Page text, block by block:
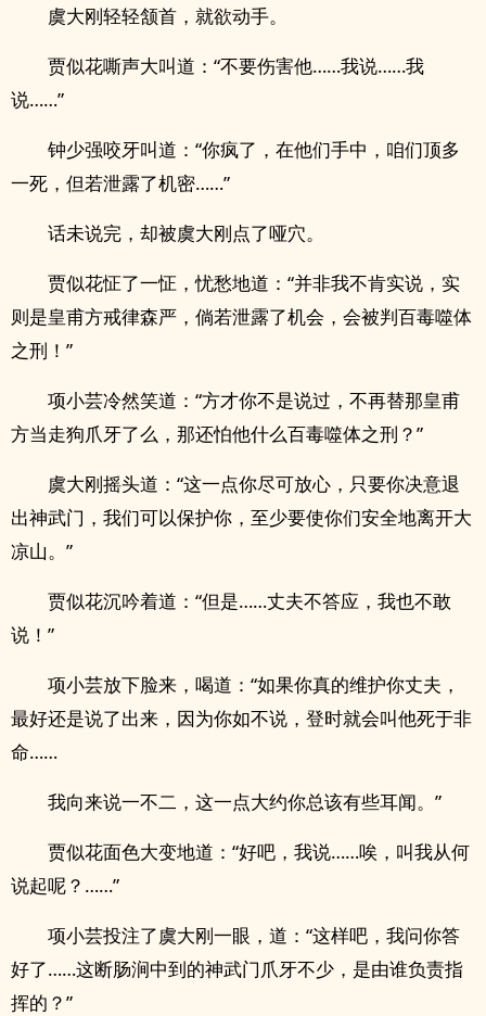
虞大刚轻轻颔首，就欲动手。
贾似花嘶声大叫道：“不要伤害他……我说……我
说……”
钟少强咬牙叫道：“你疯了，在他们手中，咱们顶多
一死，但若泄露了机密……”
话未说完，却被虞大刚点了哑穴。
贾似花怔了一怔，忧愁地道：“并非我不肯实说，实
则是皇甫方戒律森严，倘若泄露了机会，会被判百毒噬体
之刑！”
项小芸冷然笑道：“方才你不是说过，不再替那皇甫
方当走狗爪牙了么，那还怕他什么百毒噬体之刑？”
虞大刚摇头道：“这一点你尽可放心，只要你决意退
出神武门，我们可以保护你，至少要使你们安全地离开大
凉山。”
贾似花沉吟着道：“但是……丈夫不答应，我也不敢
说！”
项小芸放下脸来，喝道：“如果你真的维护你丈夫，
最好还是说了出来，因为你如不说，登时就会叫他死于非
命……
我向来说一不二，这一点大约你总该有些耳闻。”
贾似花面色大变地道：“好吧，我说……唉，叫我从何
说起呢？……”
项小芸投注了虞大刚一眼，道：“这样吧，我问你答
好了……这断肠涧中到的神武门爪牙不少，是由谁负责指
挥的？”